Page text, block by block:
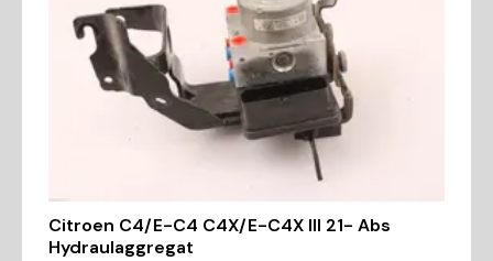
Citroen C4/E-C4 C4X/E-C4X III 21- Abs
Hydraulaggregat